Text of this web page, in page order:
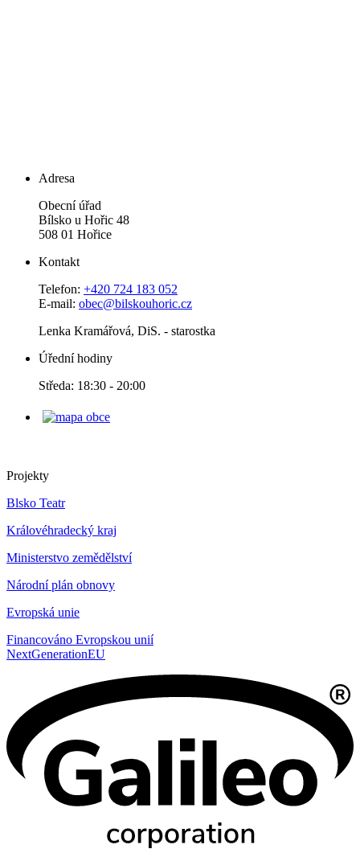
Adresa
Obecní úřad
Bílsko u Hořic 48
508 01 Hořice
Kontakt
Telefon: +420 724 183 052
E-mail: obec@bilskouhoric.cz
Lenka Kramářová, DiS. - starostka
Úřední hodiny
Středa: 18:30 - 20:00
Projekty
Blsko Teatr
Královéhradecký kraj
Ministerstvo zemědělství
Národní plán obnovy
Evropská unie
Financováno Evropskou unií
NextGenerationEU